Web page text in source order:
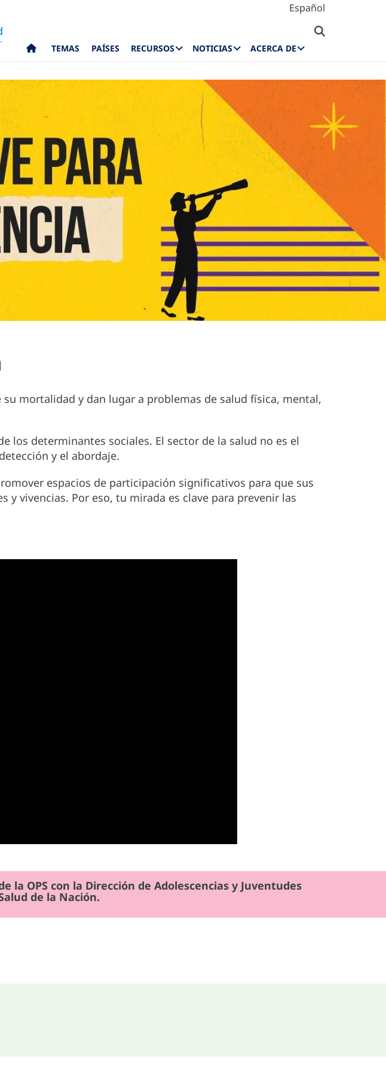
Español
TEMAS PAÍSES RECURSOS NOTICIAS ACERCA DE
su mortalidad y dan lugar a problemas de salud física, mental,
los determinantes sociales. El sector de la salud no es el
y el abordaje.
espacios de participación significativos para que sus
y vivencias. Por eso, tu mirada es clave para prevenir las
la OPS con la Dirección de Adolescencias y Juventudes
de la Nación.